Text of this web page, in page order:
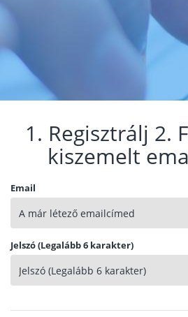
1. Regisztrálj 2.
kiszemelt
Email
Jelszó (Legalább 6 karakter)